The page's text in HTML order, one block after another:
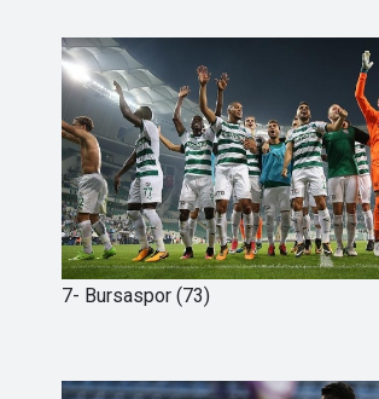
7- Bursaspor (73)